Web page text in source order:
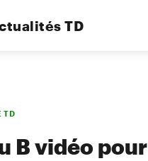
TD
TD
B vidéo pour